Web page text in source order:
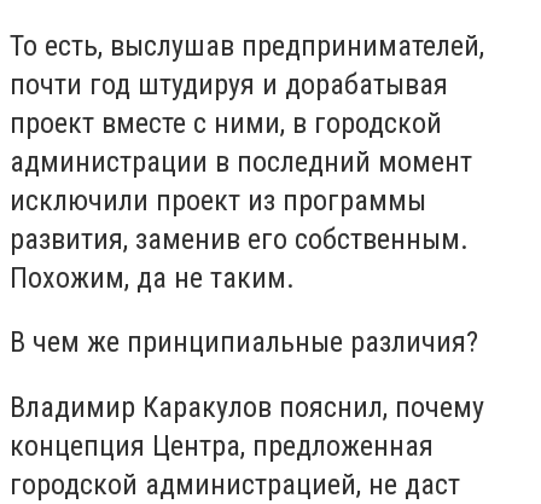
То есть, выслушав предпринимателей,
почти год штудируя и дорабатывая
проект вместе с ними, в городской
администрации в последний момент
исключили проект из программы
развития, заменив его собственным.
Похожим, да не таким.
В чем же принципиальные различия?
Владимир Каракулов пояснил, почему
концепция Центра, предложенная
городской администрацией, не даст